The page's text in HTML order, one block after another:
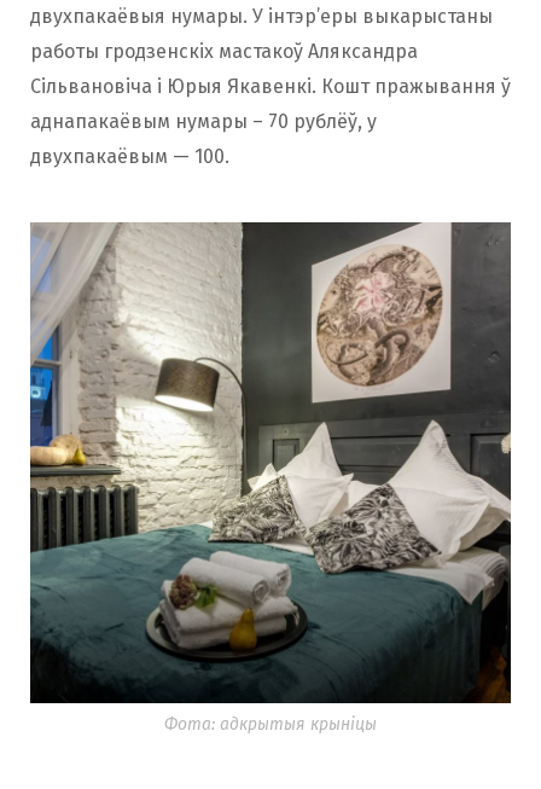
двухпакаёвыя нумары. У інтэр’еры выкарыстаны
работы гродзенскіх мастакоў Аляксандра
Сільвановіча і Юрыя Якавенкі. Кошт пражывання ў
аднапакаёвым нумары – 70 рублёў, у
двухпакаёвым — 100.
Фота: адкрытыя крыніцы